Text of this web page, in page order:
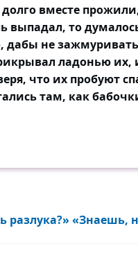
долго вместе
выпадал, то
дабы не
ладонью их,
что их пробуют
там, как
разлука?» «Знаешь,